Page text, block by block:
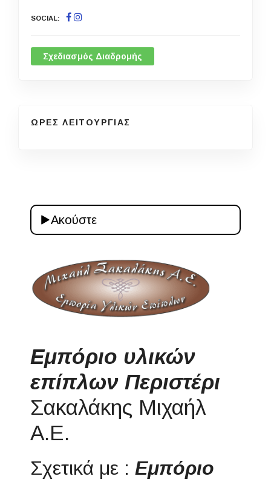
SOCIAL
Σχεδιασμός Διαδρομής
ΩΡΕΣ ΛΕΙΤΟΥΡΓΙΑΣ
Ακούστε
Εμπόριο υλικών
επίπλων Περιστέρι
Σακαλάκης Μιχαήλ
Α.Ε.
Σχετικά με :Εμπόριο